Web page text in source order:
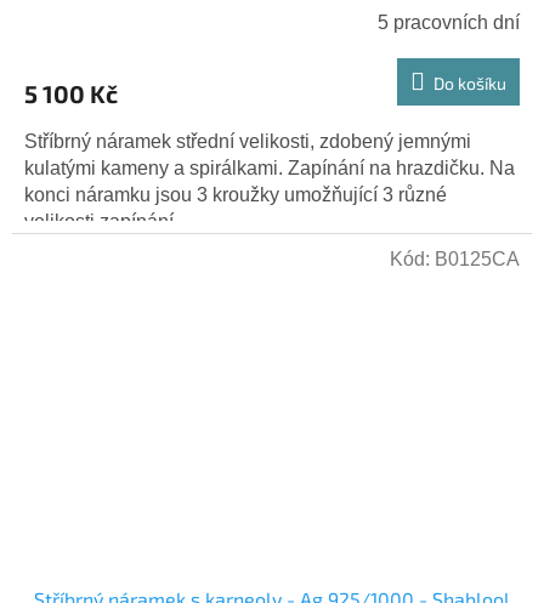
5 pracovních dní
5 100 Kč Do košíku
Stříbrný náramek střední velikosti, zdobený jemnými
kulatými kameny a spirálkami. Zapínání na hrazdičku. Na
konci náramku jsou 3 kroužky umožňující 3 různé
velikosti zapínání....
Kód: B0125CA